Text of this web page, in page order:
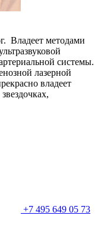
Владеет методами
системы.
лазерной
владеет
+7 495 649 05 73